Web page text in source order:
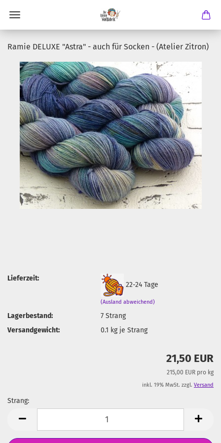
Ramie DELUXE "Astra" - auch für Socken - (Atelier Zitron)
Lieferzeit:
22-24 Tage
(Ausland abweichend)
Lagerbestand: 7Strang
Versandgewicht:
0.1 kg je Strang
21,50 EUR
215,00 EUR pro kg
inkl. 19% MwSt. zzgl. Versand
Strang: